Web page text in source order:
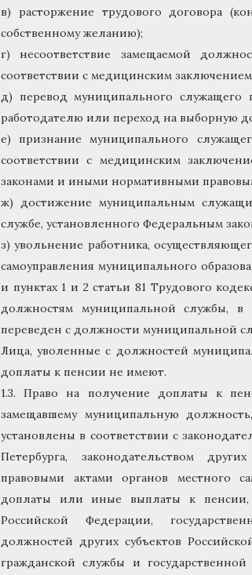
в) расторжение трудового договора
собственному желанию);
г) несоответствие замещаемой
соответствии с медицинским
д) перевод муниципального служащего
работодателю или переход на выборную
е) признание муниципального
соответствии с медицинским
законами и иными нормативными
ж) достижение муниципальным
службе, установленного Федеральным
з) увольнение работника,
самоуправления муниципального
и пунктах 1 и 2 статьи 81 Трудового
должностям муниципальной службы,
переведен с должности муниципальной
Лица, уволенные с должностей
доплаты к пенсии не имеют.
1.3. Право на получение доплаты к
замещавшему муниципальную
установлены в соответствии с
Петербурга, законодательством
правовыми актами органов местного
доплаты или иные выплаты к пенсии,
Российской Федерации,
должностей других субъектов
гражданской службы и